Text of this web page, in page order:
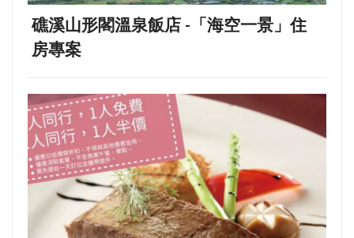
礁溪山形閣溫泉飯店 -「海空一景」住
房專案